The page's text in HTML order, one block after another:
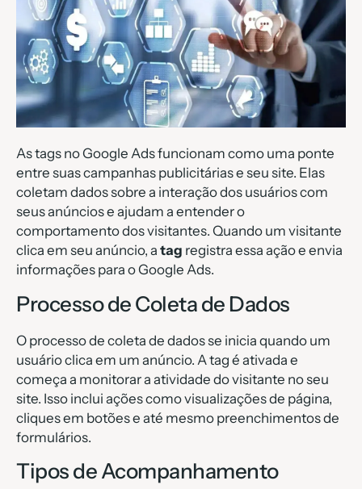
As tags no Google Ads funcionam como uma ponte
entre suas campanhas publicitárias e seu site. Elas
coletam dados sobre a interação dos usuários com
seus anúncios e ajudam a entender o
comportamento dos visitantes. Quando um visitante
clica em seu anúncio, a tag registra essa ação e envia
informações para o Google Ads.
Processo de Coleta de Dados
O processo de coleta de dados se inicia quando um
usuário clica em um anúncio. A tag é ativada e
começa a monitorar a atividade do visitante no seu
site. Isso inclui ações como visualizações de página,
cliques em botões e até mesmo preenchimentos de
formulários.
Tipos de Acompanhamento